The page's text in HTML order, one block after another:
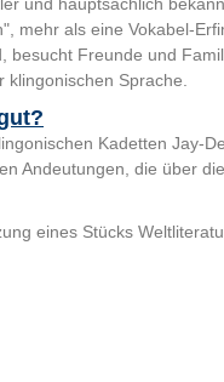
und hauptsächlich
mehr als eine Vokabel-
Freunde und
klingonischen Sprache.
Kadetten Jay-
Andeutungen, die über
eines Stücks